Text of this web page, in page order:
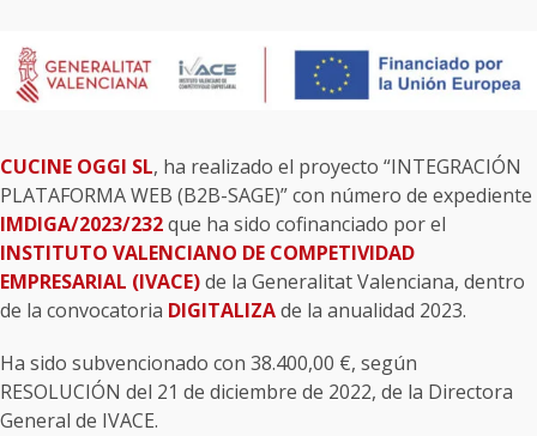
CUCINE OGGI SL, ha realizado el proyecto “INTEGRACIÓN
PLATAFORMA WEB (B2B-SAGE)” con número de expediente
IMDIGA/2023/232que ha sido cofinanciado por el
INSTITUTO VALENCIANO DE COMPETIVIDAD
EMPRESARIAL (IVACE)de la Generalitat Valenciana, dentro
de la convocatoria DIGITALIZAde la anualidad 2023.
Ha sido subvencionado con 38.400,00 €, según
RESOLUCIÓN del 21 de diciembre de 2022, de la Directora
General de IVACE.